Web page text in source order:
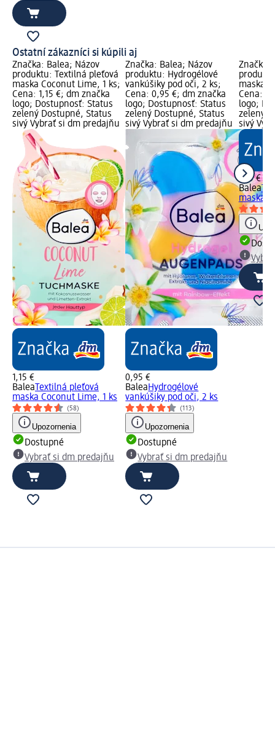
Ostatní zákazníci si kúpili aj
Značka: Balea; Názov
produktu: Textilná pleťová
maska Coconut Lime, 1 ks;
Cena: 1,15 €; dm značka
logo; Dostupnosť: Status
zelený Dostupné, Status
sivý Vybrať si dm predajňu
1,15 €
Balea Textilná pleťová
maska Coconut Lime, 1 ks
(58)
Upozornenia
Dostupné
Vybrať si dm predajňu
Značka: Balea; Názov
produktu: Hydrogélové
vankúšiky pod oči, 2 ks;
Cena: 0,95 €; dm značka
logo; Dostupnosť: Status
zelený Dostupné, Status
sivý Vybrať si dm predajňu
0,95 €
BaleaHydrogélové
vankúšiky pod oči, 2 ks
(113)
Upozornenia
Dostupné
Vybrať si dm predajňu
Značka:
maska
Cena:
logo;
zelený
sivý
1,15 €
Balea
maska